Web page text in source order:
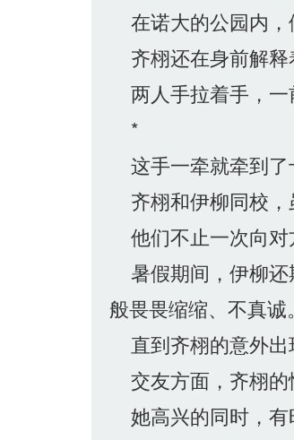
在诺大的公园内，
齐栩还在身前解释
两人手拉着手，一
*
这手一牵就牵到了
齐栩和伊柳同校，
他们不止一次向对
暑假期间，伊柳还
般畏畏缩缩、不真诚。
直到齐栩的意外出
交友方面，齐栩的
她高兴的同时，有